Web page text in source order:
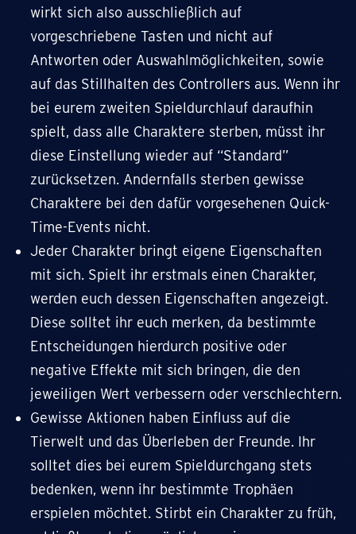
wirkt sich also ausschließlich auf
vorgeschriebene Tasten und nicht auf
Antworten oder Auswahlmöglichkeiten, sowie
auf das Stillhalten des Controllers aus. Wenn ihr
bei eurem zweiten Spieldurchlauf daraufhin
spielt, dass alle Charaktere sterben, müsst ihr
diese Einstellung wieder auf “Standard”
zurücksetzen. Andernfalls sterben gewisse
Charaktere bei den dafür vorgesehenen Quick-
Time-Events nicht.
Jeder Charakter bringt eigene Eigenschaften
mit sich. Spielt ihr erstmals einen Charakter,
werden euch dessen Eigenschaften angezeigt.
Diese solltet ihr euch merken, da bestimmte
Entscheidungen hierdurch positive oder
negative Effekte mit sich bringen, die den
jeweiligen Wert verbessern oder verschlechtern.
Gewisse Aktionen haben Einfluss auf die
Tierwelt und das Überleben der Freunde. Ihr
solltet dies bei eurem Spieldurchgang stets
bedenken, wenn ihr bestimmte Trophäen
erspielen möchtet. Stirbt ein Charakter zu früh,